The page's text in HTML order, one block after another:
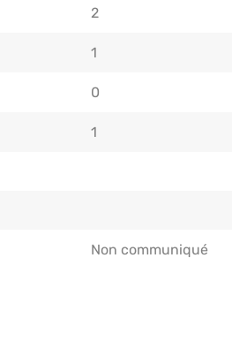
2
1
0
1
Non communiqué